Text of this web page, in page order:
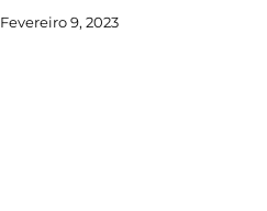
Fevereiro 9, 2023